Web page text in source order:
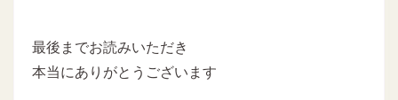
最後までお読みいただき
本当にありがとうございます